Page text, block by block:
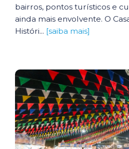
bairros, pontos turísticos e
ainda mais envolvente. O
Históri... [saiba mais]